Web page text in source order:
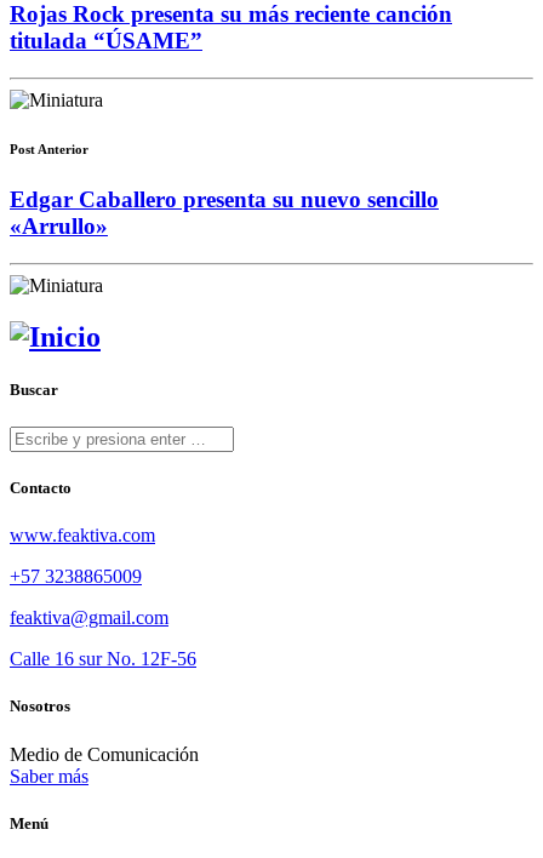
Rojas Rock presenta su más reciente canción
titulada “ÚSAME”
Post Anterior
Edgar Caballero presenta su nuevo sencillo
«Arrullo»
Buscar
Contacto
www.feaktiva.com
+57 3238865009
feaktiva@gmail.com
Calle 16 sur No. 12F-56
Nosotros
Medio de Comunicación
Saber más
Menú